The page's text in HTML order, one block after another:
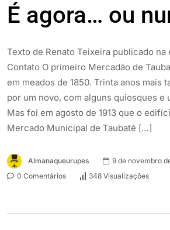
É agora… ou
Texto de Renato Teixeira publicado na
Contato O primeiro Mercadão de
em meados de 1850. Trinta anos mais
por um novo, com alguns quiosques e
Mas foi em agosto de 1913 que o
Mercado Municipal de Taubaté […]
Almanaqueurupes
9 de novembro
0 Comentários
348 Visualizações